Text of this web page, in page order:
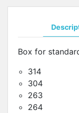
Box for
314
304
263
264